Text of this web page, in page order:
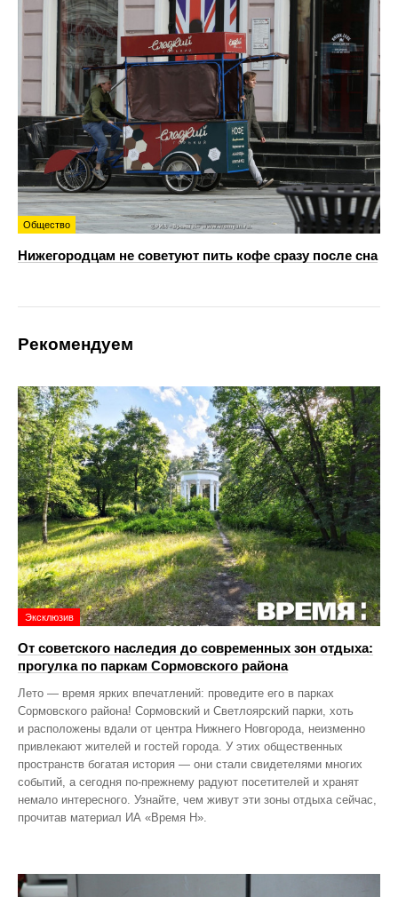
Общество
Нижегородцам не советуют пить кофе сразу после сна
Рекомендуем
Эксклюзив
От советского наследия до современных зон отдыха:
прогулка по паркам Сормовского района
Лето — время ярких впечатлений: проведите его в парках
Сормовского района! Сормовский и Светлоярский парки, хоть
и расположены вдали от центра Нижнего Новгорода, неизменно
привлекают жителей и гостей города. У этих общественных
пространств богатая история — они стали свидетелями многих
событий, а сегодня по‑прежнему радуют посетителей и хранят
немало интересного. Узнайте, чем живут эти зоны отдыха сейчас,
прочитав материал ИА «Время Н».